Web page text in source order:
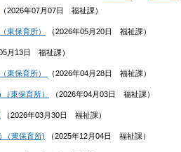
（2026年07月07日 福祉課）
東保育所） （2026年05月20日 福祉課）
月13日 福祉課）
東保育所） （2026年04月28日 福祉課）
東保育所） （2026年04月03日 福祉課）
（2026年03月30日 福祉課）
（東保育所) （2025年12月04日 福祉課）